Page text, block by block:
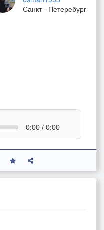
Санкт - Петеребург
0:00 / 0:00